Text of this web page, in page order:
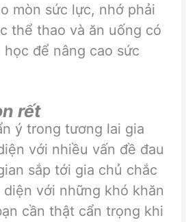
mòn sức lực, nhớ phải
thể thao và ăn uống có
để nâng cao sức
rết
ý trong tương lai gia
với nhiều vấn đề đau
sắp tới gia chủ chắc
với những khó khăn
cần thật cẩn trọng khi